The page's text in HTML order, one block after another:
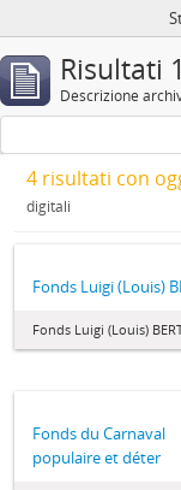
Risultati
Descrizione
4 risultati con
digitali
Fonds Luigi (Louis)
Fonds Luigi (Louis)
Fonds du Carnaval
populaire et déter